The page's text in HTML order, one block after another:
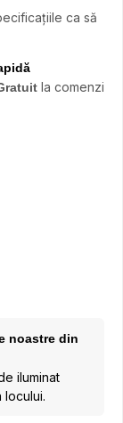
ca să
la comenzi
noastre din
iluminat
locului.